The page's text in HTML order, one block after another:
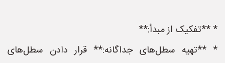
* **تفکیک از مبدأ:**
* **تهیه سطل‌های جداگانه:** قرار دادن سطل‌های